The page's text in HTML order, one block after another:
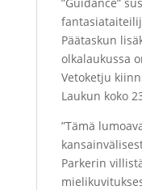
Päätaskun
olkalaukussa
Vetoketju
Laukun koko
”Tämä
Parkerin